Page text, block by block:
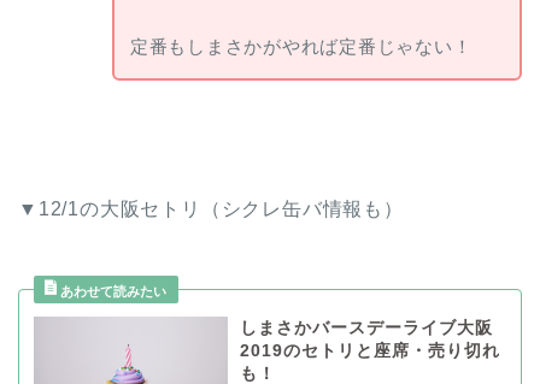
定番もしまさかがやれば定番じゃない！
▼12/1の大阪セトリ（シクレ缶バ情報も）
しまさかバースデーライブ大阪
2019のセトリと座席・売り切れ
も！